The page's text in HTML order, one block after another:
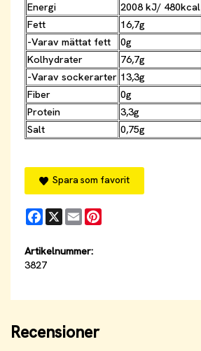
Energi
2008 kJ/ 480kcal
Fett
16,7g
-Varav mättat fett
0g
Kolhydrater
76,7g
-Varav sockerarter 13,3g
Fiber
0g
Protein
3,3g
Salt
0,75g
Spara som favorit
Facebook
X Email
Artikelnummer:
3827
Recensioner